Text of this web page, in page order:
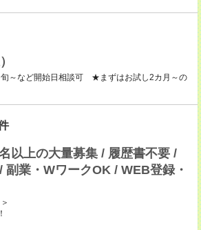
旬～など開始日相談可 ★まずはお試し2カ月～の
以上の大量募集 / 履歴書不要 /
副業・WワークOK / WEB登録・